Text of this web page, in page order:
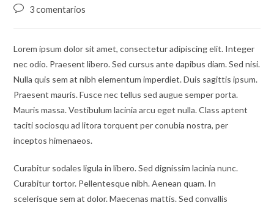
de
de
Comentarios
entrada:
3 comentarios
Lorem ipsum dolor sit amet, consectetur adipiscing elit. Integer
nec odio. Praesent libero. Sed cursus ante dapibus diam. Sed nisi.
Nulla quis sem at nibh elementum imperdiet. Duis sagittis ipsum.
Praesent mauris. Fusce nec tellus sed augue semper porta.
Mauris massa. Vestibulum lacinia arcu eget nulla. Class aptent
taciti sociosqu ad litora torquent per conubia nostra, per
inceptos himenaeos.
Curabitur sodales ligula in libero. Sed dignissim lacinia nunc.
Curabitur tortor. Pellentesque nibh. Aenean quam. In
scelerisque sem at dolor. Maecenas mattis. Sed convallis